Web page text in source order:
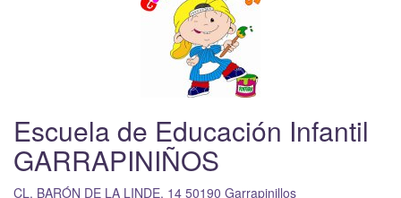
Escuela de Educación Infantil
GARRAPINIÑOS
CL. BARÓN DE LA LINDE, 14 50190 Garrapinillos